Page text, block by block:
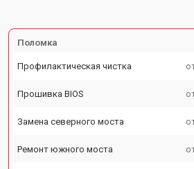
Поломка
Профилактическая чистка
Прошивка BIOS
Замена северного моста
Ремонт южного моста